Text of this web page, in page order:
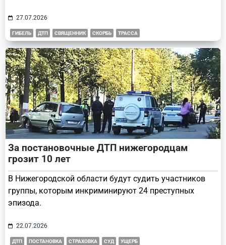
27.07.2026
ГИБЕЛЬ ДТП СВЯЩЕННИК СКОРБЬ ТРАССА
За постановочные ДТП нижегородцам
грозит 10 лет
В Нижегородской области будут судить участников
группы, которым инкриминируют 24 преступных
эпизода.
22.07.2026
ДТП ПОСТАНОВКА СТРАХОВКА СУД УЩЕРБ